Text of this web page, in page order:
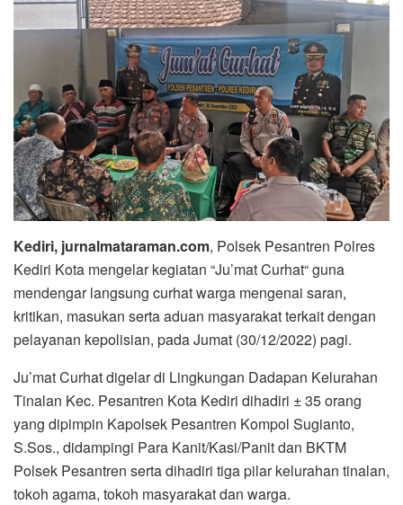
Kediri, jurnalmataraman.com, Polsek Pesantren Polres
Kediri Kota mengelar kegiatan “Ju’mat Curhat“ guna
mendengar langsung curhat warga mengenai saran,
kritikan, masukan serta aduan masyarakat terkait dengan
pelayanan kepolisian, pada Jumat (30/12/2022) pagi.
Ju’mat Curhat digelar di Lingkungan Dadapan Kelurahan
Tinalan Kec. Pesantren Kota Kediri dihadiri ± 35 orang
yang dipimpin Kapolsek Pesantren Kompol Sugianto,
S.Sos., didampingi Para Kanit/Kasi/Panit dan BKTM
Polsek Pesantren serta dihadiri tiga pilar kelurahan tinalan,
tokoh agama, tokoh masyarakat dan warga.